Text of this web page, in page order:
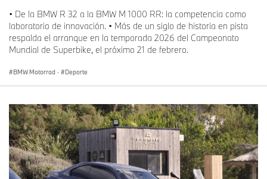
• De la BMW R 32 a la BMW M 1000 RR: la competencia como
laboratorio de innovación. • Más de un siglo de historia en pista
respalda el arranque en la temporada 2026 del Campeonato
Mundial de Superbike, el próximo 21 de febrero.
BMW Motorrad · Deporte